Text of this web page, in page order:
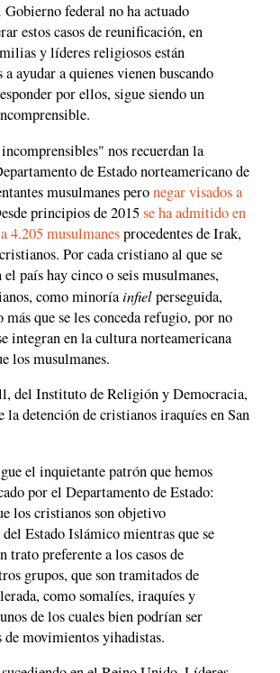
Gobierno federal no ha actuado
estos casos de reunificación, en
y líderes religiosos están
a ayudar a quienes vienen buscando
por ellos, sigue siendo un
nos recuerdan la
de Estado norteamericano de
musulmanes peronegar visados a
principios de 2015se ha admitido en
4.205 musulmanesprocedentes de Irak,
Por cada cristiano al que se
el país hay cinco o seis musulmanes,
como minoríainfielperseguida,
más que se les conceda refugio, por no
integran en la cultura norteamericana
los musulmanes.
del Instituto de Religión y Democracia,
la detención de cristianos iraquíes en San
el inquietante patrón que hemos
por el Departamento de Estado:
los cristianos son objetivo
Estado Islámico mientras que se
trato preferente a los casos de
grupos, que son tramitados de
como somalíes, iraquíes y
de los cuales bien podrían ser
movimientos yihadistas.